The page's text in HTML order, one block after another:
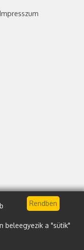
beleegyezik a "sütik"
Impresszum